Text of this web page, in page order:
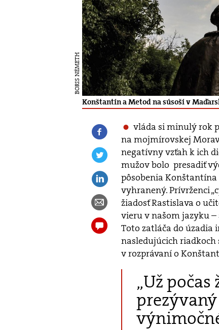
BORIS NÉMETH
Konštantín a Metod na súsoší v
vláda si minulý rok
na mojmírovskej
negatívny vzťah k ich
mužov bolo presadiť
pôsobenia
vyhranený. Prívrženci
žiadosť Rastislava o
vieru v našom jazyku
Toto zatláča do úzadia
nasledujúcich
v rozprávaní o
„Už